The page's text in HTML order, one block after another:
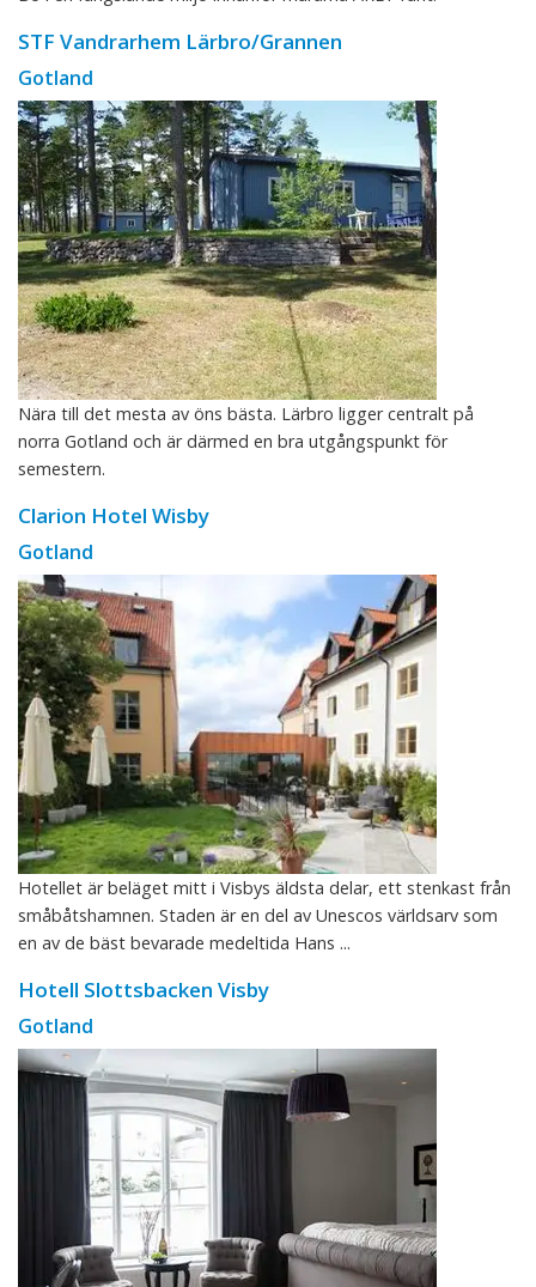
STF Vandrarhem Lärbro/Grannen
Gotland
Nära till det mesta av öns bästa. Lärbro ligger centralt på
norra Gotland och är därmed en bra utgångspunkt för
semestern.
Clarion Hotel Wisby
Gotland
Hotellet är beläget mitt i Visbys äldsta delar, ett stenkast från
småbåtshamnen. Staden är en del av Unescos världsarv som
en av de bäst bevarade medeltida Hans ...
Hotell Slottsbacken Visby
Gotland